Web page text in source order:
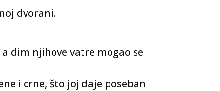
dvorani.
dim njihove vatre mogao se
i crne, što joj daje poseban